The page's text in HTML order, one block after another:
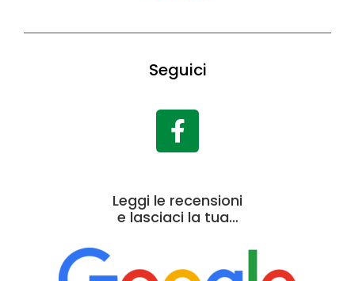
Seguici
Leggi le recensioni
e lasciaci la tua…